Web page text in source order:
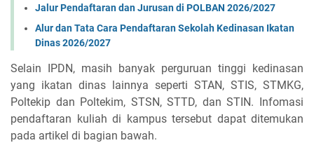
Jalur Pendaftaran dan Jurusan di POLBAN 2026/2027
Alur dan Tata Cara Pendaftaran Sekolah Kedinasan Ikatan
Dinas 2026/2027
Selain IPDN, masih banyak perguruan tinggi kedinasan
yang ikatan dinas lainnya seperti STAN, STIS, STMKG,
Poltekip dan Poltekim, STSN, STTD, dan STIN. Infomasi
pendaftaran kuliah di kampus tersebut dapat ditemukan
pada artikel di bagian bawah.